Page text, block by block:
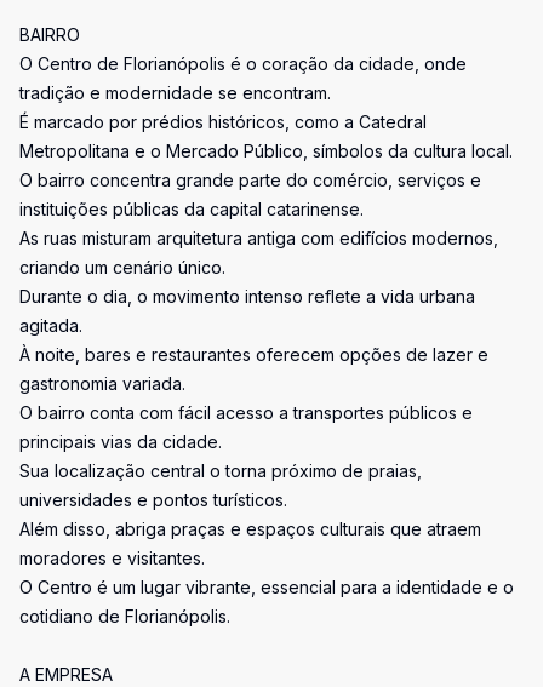
BAIRRO
O Centro de Florianópolis é o coração da cidade, onde
tradição e modernidade se encontram.
É marcado por prédios históricos, como a Catedral
Metropolitana e o Mercado Público, símbolos da cultura local.
O bairro concentra grande parte do comércio, serviços e
instituições públicas da capital catarinense.
As ruas misturam arquitetura antiga com edifícios modernos,
criando um cenário único.
Durante o dia, o movimento intenso reflete a vida urbana
agitada.
À noite, bares e restaurantes oferecem opções de lazer e
gastronomia variada.
O bairro conta com fácil acesso a transportes públicos e
principais vias da cidade.
Sua localização central o torna próximo de praias,
universidades e pontos turísticos.
Além disso, abriga praças e espaços culturais que atraem
moradores e visitantes.
O Centro é um lugar vibrante, essencial para a identidade e o
cotidiano de Florianópolis.
A EMPRESA